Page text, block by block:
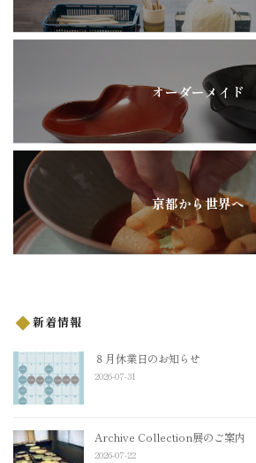
オーダーメイド
京都から世界へ
新着情報
８月休業日のお知らせ
2026-07-31
Archive Collection展のご案内
2026-07-22